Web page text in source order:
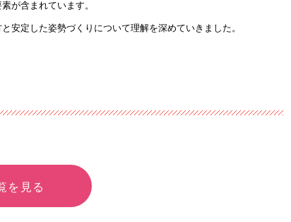
が含まれています。
安定した姿勢づくりについて理解を深めていきました。
を見る